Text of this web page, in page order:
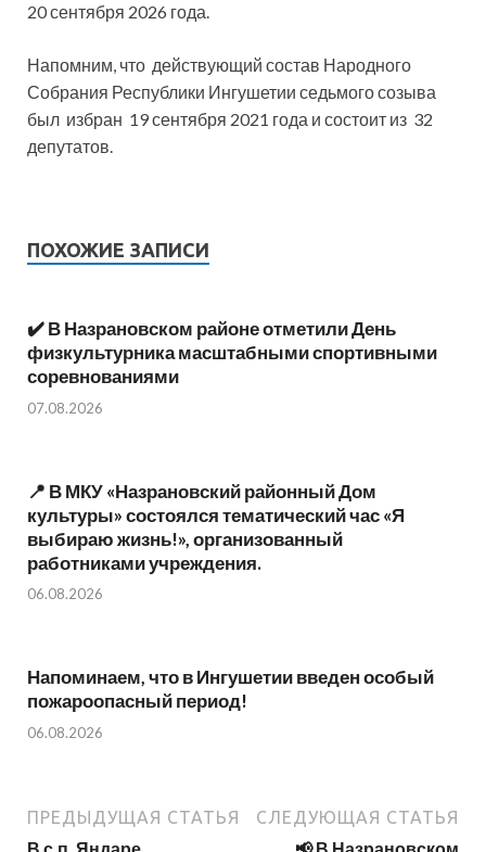
20 сентября 2026 года.
Напомним, что действующий состав Народного
Собрания Республики Ингушетии седьмого созыва
был избран 19 сентября 2021 года и состоит из 32
депутатов.
ПОХОЖИЕ ЗАПИСИ
✔️ В Назрановском районе отметили День
физкультурника масштабными спортивными
соревнованиями
07.08.2026
📍 В МКУ «Назрановский районный Дом
культуры» состоялся тематический час «Я
выбираю жизнь!», организованный
работниками учреждения.
06.08.2026
Напоминаем, что в Ингушетии введен особый
пожароопасный период!⁣⁣⠀
06.08.2026
ПРЕДЫДУЩАЯ СТАТЬЯ СЛЕДУЮЩАЯ СТАТЬЯ